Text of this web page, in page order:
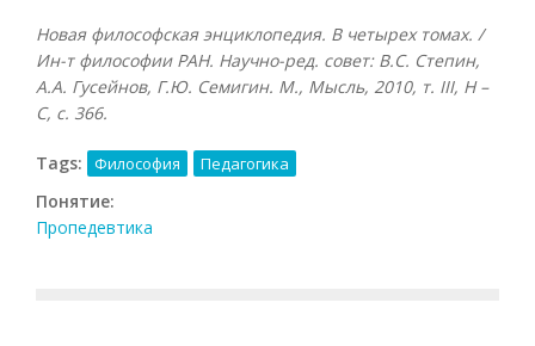
Новая философская энциклопедия. В четырех томах. /
Ин-т философии РАН. Научно-ред. совет: В.С. Степин,
А.А. Гусейнов, Г.Ю. Семигин. М., Мысль, 2010, т. III, Н –
С, с. 366.
Tags: Философия Педагогика
Понятие:
Пропедевтика